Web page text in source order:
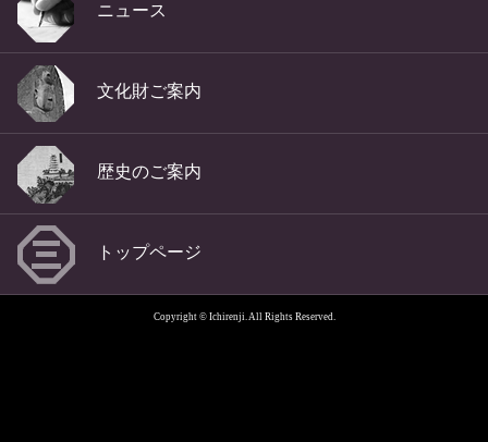
ニュース
文化財ご案内
歴史のご案内
トップページ
Copyright © Ichirenji. All Rights Reserved.